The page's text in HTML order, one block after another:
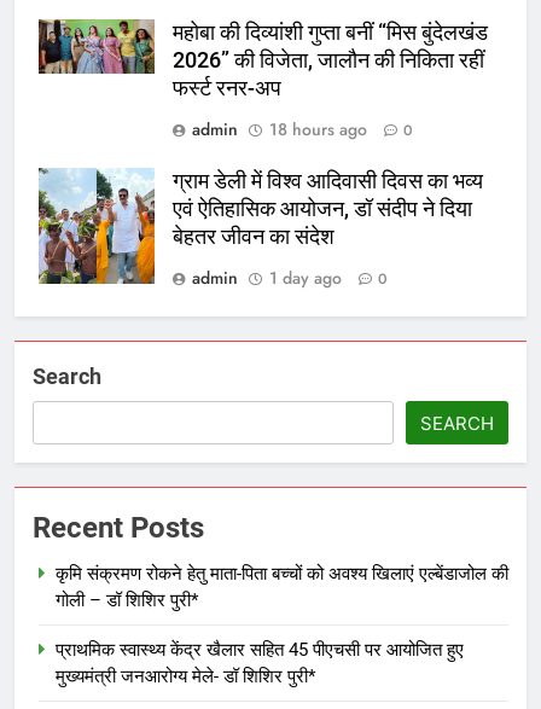
महोबा की दिव्यांशी गुप्ता बनीं “मिस बुंदेलखंड
2026” की विजेता, जालौन की निकिता रहीं
फर्स्ट रनर-अप
admin
18 hours ago 0
ग्राम डेली में विश्व आदिवासी दिवस का भव्य
एवं ऐतिहासिक आयोजन, डॉ संदीप ने दिया
बेहतर जीवन का संदेश
admin
1 day ago 0
Search
SEARCH
Recent Posts
कृमि संक्रमण रोकने हेतु माता-पिता बच्चों को अवश्य खिलाएं एल्बेंडाजोल की
गोली – डॉ शिशिर पुरी*
प्राथमिक स्वास्थ्य केंद्र खैलार सहित 45 पीएचसी पर आयोजित हुए
मुख्यमंत्री जनआरोग्य मेले- डॉ शिशिर पुरी*